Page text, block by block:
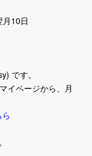
月10日
です。
イページから、月
ら